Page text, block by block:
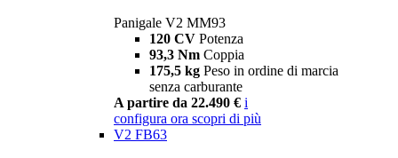
Panigale V2 MM93
120 CV Potenza
93,3 Nm Coppia
175,5 kg Peso in ordine di marcia
senza carburante
A partire da 22.490 € i
configura ora scopri di più
V2 FB63